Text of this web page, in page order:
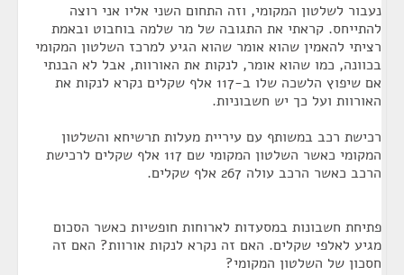
נעבור לשלטון המקומי, וזה התחום השני אליו אני רוצה
להתייחס. קראתי את התגובה של מר שלמה בוחבוט ובאמת
רציתי להאמין שהוא אומר שהוא הגיע למרכז השלטון המקומי
בכוונה, כמו שהוא אומר, לנקות את האורוות, אבל לא הבנתי
אם שיפוץ הלשכה שלו ב-117 אלף שקלים נקרא לנקות את
האורוות ועל כך יש חשבוניות.
רכישת רכב במשותף עם עיריית מעלות תרשיחא והשלטון
המקומי כאשר השלטון המקומי שם 117 אלף שקלים לרכישת
הרכב כאשר הרכב עולה 267 אלף שקלים.
פתיחת חשבונות במסעדות לארוחות חופשיות כאשר הסכום
מגיע לאלפי שקלים. האם זה נקרא לנקות אורוות? האם זה
חסכון של השלטון המקומי?